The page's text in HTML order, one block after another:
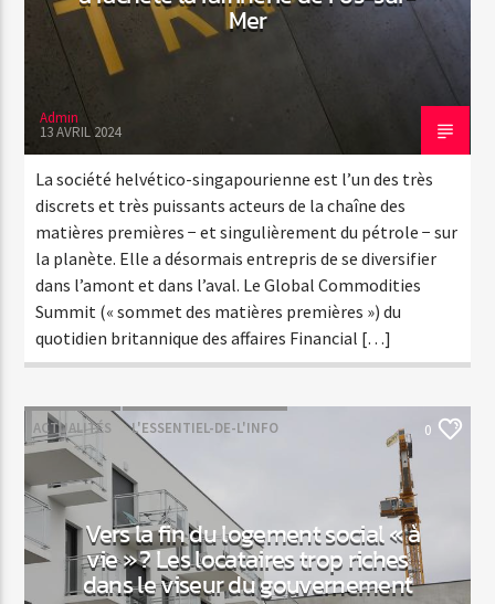
Mer
Admin
13 AVRIL 2024
La société helvético-singapourienne est l’un des très
discrets et très puissants acteurs de la chaîne des
matières premières − et singulièrement du pétrole − sur
la planète. Elle a désormais entrepris de se diversifier
dans l’amont et dans l’aval. Le Global Commodities
Summit (« sommet des matières premières ») du
quotidien britannique des affaires Financial […]
ACTUALITÉS L'ESSENTIEL-DE-L'INFO 0
Vers la fin du logement social « à
vie » ? Les locataires trop riches
dans le viseur du gouvernement